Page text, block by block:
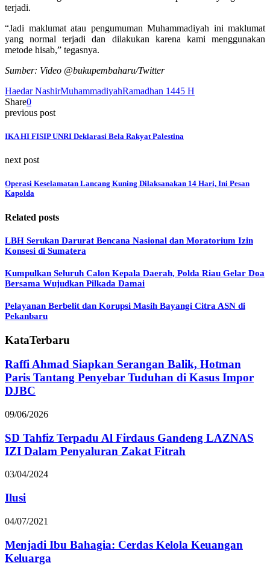
terjadi.
“Jadi maklumat atau pengumuman Muhammadiyah ini maklumat
yang normal terjadi dan dilakukan karena kami menggunakan
metode hisab,” tegasnya.
Sumber: Video @bukupembaharu/Twitter
Haedar NashirMuhammadiyahRamadhan 1445 H
Share0
previous post
IKA HI FISIP UNRI Deklarasi Bela Rakyat Palestina
next post
Operasi Keselamatan Lancang Kuning Dilaksanakan 14 Hari, Ini Pesan
Kapolda
Related posts
LBH Serukan Darurat Bencana Nasional dan Moratorium Izin
Konsesi di Sumatera
Kumpulkan Seluruh Calon Kepala Daerah, Polda Riau Gelar Doa
Bersama Wujudkan Pilkada Damai
Pelayanan Berbelit dan Korupsi Masih Bayangi Citra ASN di
Pekanbaru
KataTerbaru
Raffi Ahmad Siapkan Serangan Balik, Hotman
Paris Tantang Penyebar Tuduhan di Kasus Impor
DJBC
09/06/2026
SD Tahfiz Terpadu Al Firdaus Gandeng LAZNAS
IZI Dalam Penyaluran Zakat Fitrah
03/04/2024
Ilusi
04/07/2021
Menjadi Ibu Bahagia: Cerdas Kelola Keuangan
Keluarga